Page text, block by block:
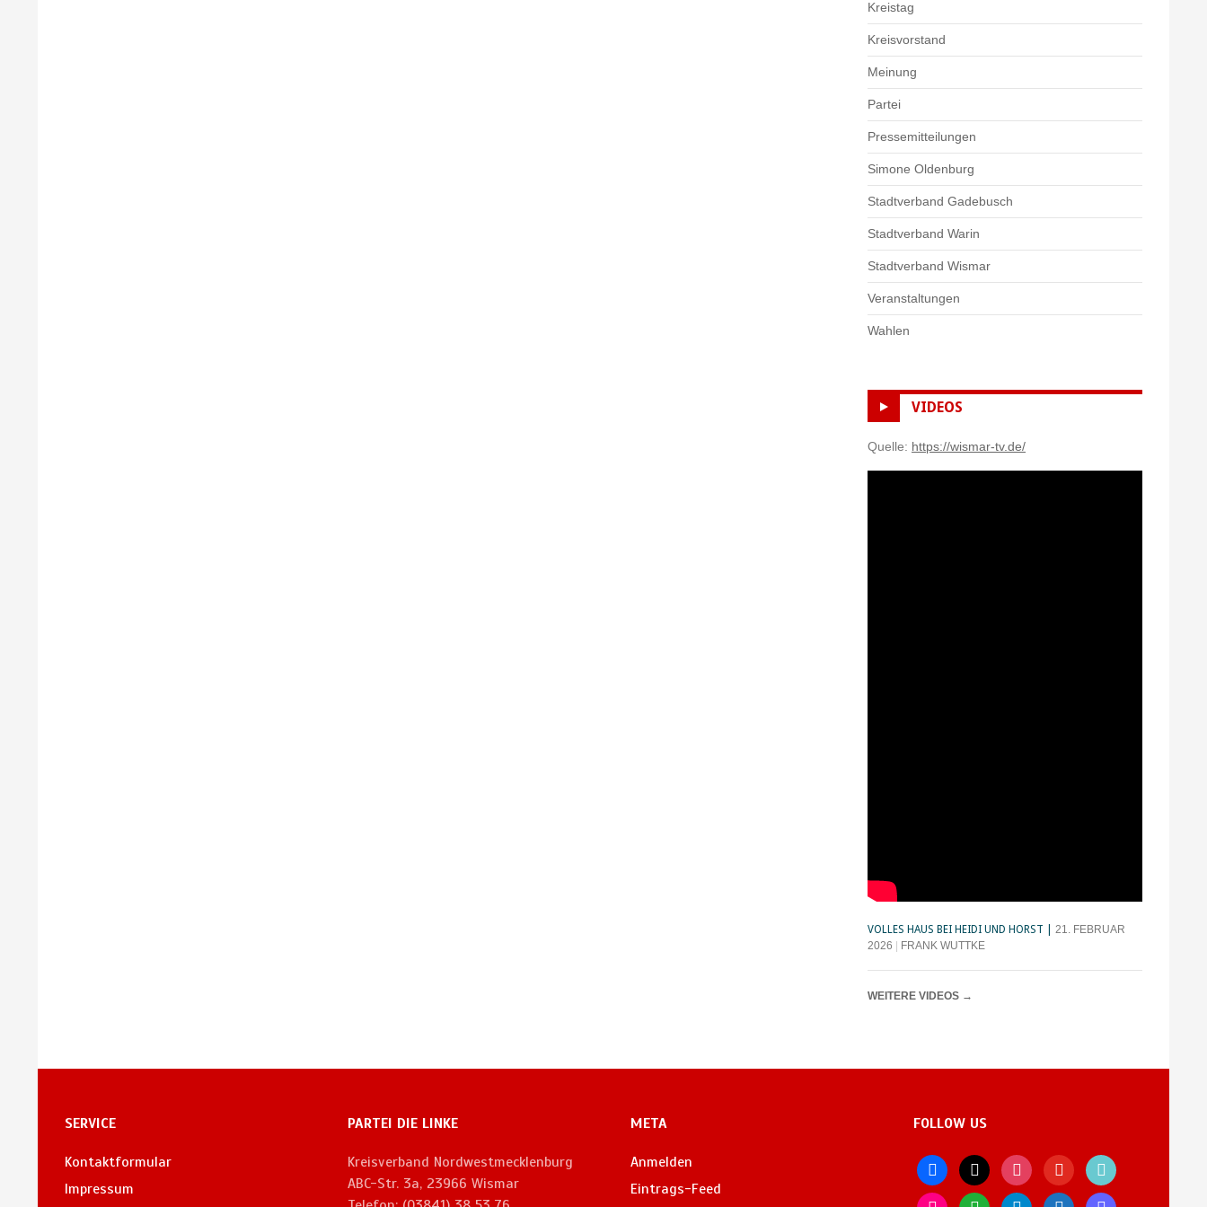
Kreistag
Kreisvorstand
Meinung
Partei
Pressemitteilungen
Simone Oldenburg
Stadtverband Gadebusch
Stadtverband Warin
Stadtverband Wismar
Veranstaltungen
Wahlen
VIDEOS
Quelle: https://wismar-tv.de/
VOLLES HAUS BEI HEIDI UND HORST
21. FEBRUAR
2026
FRANK WUTTKE
WEITERE VIDEOS →
SERVICE
Kontaktformular
Impressum
PARTEI DIE LINKE
Kreisverband Nordwestmecklenburg
ABC-Str. 3a, 23966 Wismar
META
Anmelden
Eintrags-Feed
FOLLOW US
facebook
x instagramyoutubetiktok
flickr whatsapptelegramblueskymastodon